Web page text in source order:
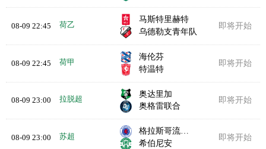
08-09 22:45 荷乙
马斯特里赫特
乌德勒支青年队
即将开始
08-09 22:45 荷甲
海伦芬
特温特
即将开始
08-09 23:00 拉脱超
奥达里加
奥格雷联合
即将开始
08-09 23:00 苏超
格拉斯哥流浪者
希伯尼安
即将开始